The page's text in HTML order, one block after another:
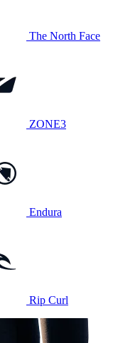
The North Face
ZONE3
Endura
Rip Curl